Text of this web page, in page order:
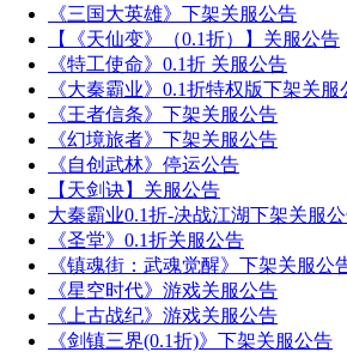
《三国大英雄》下架关服公告
【《天仙变》（0.1折）】关服公告
《特工使命》0.1折 关服公告
《大秦霸业》0.1折特权版下架关服
《王者信条》下架关服公告
《幻境旅者》下架关服公告
《自创武林》停运公告
【天剑诀】关服公告
大秦霸业0.1折-决战江湖下架关服
《圣堂》0.1折关服公告
《镇魂街：武魂觉醒》下架关服公
《星空时代》游戏关服公告
《上古战纪》游戏关服公告
《剑镇三界(0.1折)》下架关服公告